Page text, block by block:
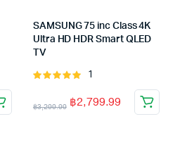
SAMSUNG 75 inc Class 4K
Ultra HD HDR Smart QLED
TV
Rated
5
1
฿3,299.99 ฿2,799.99